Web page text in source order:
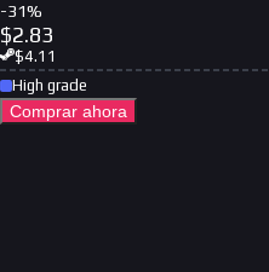
-31%
$2.83
$4.11
High grade
Comprar ahora